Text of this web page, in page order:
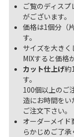
ご覧のディス
がございます。
価格は1個分（
す。
サイズを大きく
MIXすると価格
カット仕上げ約
す。
100個以上のご
造にお時間を
ご注文下さい。
オーダーメイ
らかじめご了承